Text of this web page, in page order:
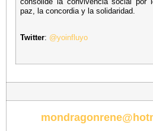
paz, la concordia y la solidaridad.
Twitter: @yoinfluyo